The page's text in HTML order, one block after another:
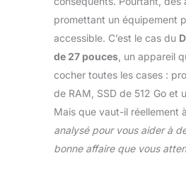
promettant un équipement
accessible. C’est le cas du
de 27 pouces , un appareil
cocher toutes les cases :
de RAM, SSD de 512 Go et
Mais que vaut-il réellement
analysé pour vous aider à
bonne affaire que vous